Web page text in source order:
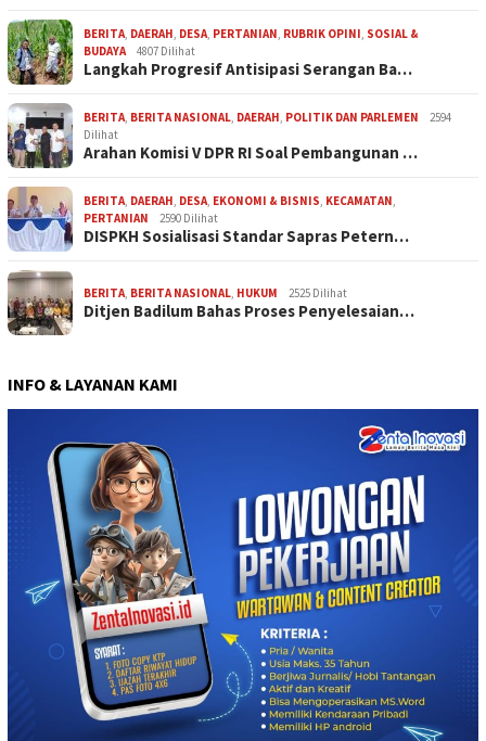
BERITA, DAERAH, DESA, PERTANIAN, RUBRIK OPINI, SOSIAL &
BUDAYA
4807 Dilihat
Langkah Progresif Antisipasi Serangan Ba…
BERITA, BERITA NASIONAL, DAERAH, POLITIK DAN PARLEMEN
2594
Dilihat
Arahan Komisi V DPR RI Soal Pembangunan …
BERITA, DAERAH, DESA, EKONOMI & BISNIS, KECAMATAN,
PERTANIAN
2590 Dilihat
DISPKH Sosialisasi Standar Sapras Petern…
BERITA, BERITA NASIONAL, HUKUM 2525 Dilihat
Ditjen Badilum Bahas Proses Penyelesaian…
INFO & LAYANAN KAMI